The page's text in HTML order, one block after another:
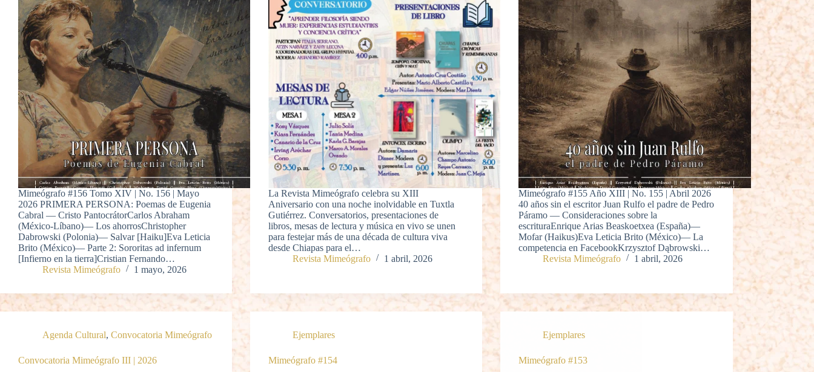
Mimeógrafo #156 Tomo XIV | No. 156 | Mayo
2026 PRIMERA PERSONA: Poemas de Eugenia
Cabral — Cristo PantocrátorCarlos Abraham
(México-Líbano)— Los ahorrosChristopher
Dabrowski (Polonia)— Salvar [Haiku]Eva Leticia
Brito (México)— Parte 2: Sororitas ad infernum
[Infierno en la tierra]Cristian Fernando…
Revista Mimeógrafo
1 mayo, 2026
La Revista Mimeógrafo celebra su XIII
Aniversario con una noche inolvidable en Tuxtla
Gutiérrez. Conversatorios, presentaciones de
libros, mesas de lectura y música en vivo se unen
para festejar más de una década de cultura viva
desde Chiapas para el…
Revista Mimeógrafo
1 abril, 2026
Mimeógrafo #155 Año XIII | No. 155 | Abril 2026
40 años sin el escritor Juan Rulfo el padre de Pedro
Páramo — Consideraciones sobre la
escrituraEnrique Arias Beaskoetxea (España)—
Mofar (Haikus)Eva Leticia Brito (México)— La
competencia en FacebookKrzysztof Dąbrowski…
Revista Mimeógrafo
1 abril, 2026
Agenda Cultural, Convocatoria Mimeógrafo
Convocatoria Mimeógrafo III | 2026
Ejemplares
Mimeógrafo #154
Ejemplares
Mimeógrafo #153